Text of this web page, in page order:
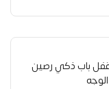
قفل باب ذكي رصين